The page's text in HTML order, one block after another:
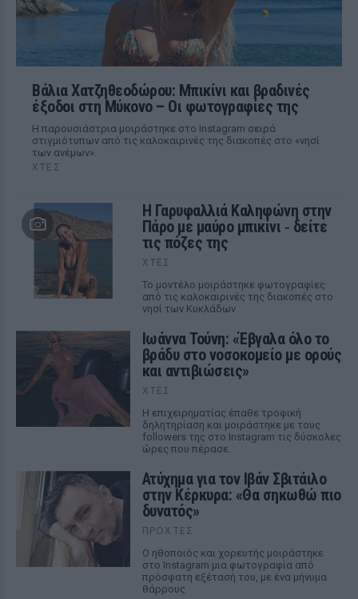
Βάλια Χατζηθεοδώρου: Μπικίνι και βραδινές
έξοδοι στη Μύκονο – Οι φωτογραφίες της
Η παρουσιάστρια μοιράστηκε στο Instagram σειρά
στιγμιότυπων από τις καλοκαιρινές της διακοπές στο «νησί
των ανέμων».
ΧΤΕΣ
Η Γαρυφαλλιά Καληφώνη στην
Πάρο με μαύρο μπικίνι ‑ δείτε
τις πόζες της
ΧΤΕΣ
Το μοντέλο μοιράστηκε φωτογραφίες
από τις καλοκαιρινές της διακοπές στο
νησί των Κυκλάδων
Ιωάννα Τούνη: «Έβγαλα όλο το
βράδυ στο νοσοκομείο με ορούς
και αντιβιώσεις»
ΧΤΕΣ
Η επιχειρηματίας έπαθε τροφική
δηλητηρίαση και μοιράστηκε με τους
followers της στο Instagram τις δύσκολες
ώρες που πέρασε.
Ατύχημα για τον Ιβάν Σβιτάιλο
στην Κέρκυρα: «Θα σηκωθώ πιο
δυνατός»
ΠΡΟΧΤΈΣ
Ο ηθοποιός και χορευτής μοιράστηκε
στο Instagram μια φωτογραφία από
πρόσφατη εξέτασή του, με ένα μήνυμα
θάρρους